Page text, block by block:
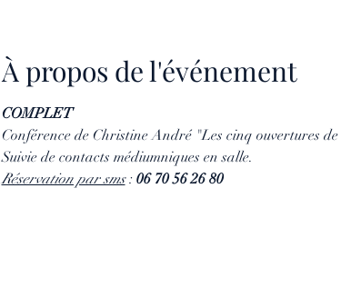
À propos de l'événement
COMPLET
Conférence de Christine André "Les cinq ouvertures
Suivie de contacts médiumniques en salle.
Réservation par sms : 06 70 56 26 80